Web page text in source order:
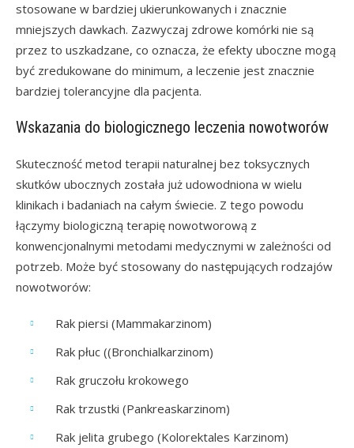
stosowane w bardziej ukierunkowanych i znacznie
mniejszych dawkach. Zazwyczaj zdrowe komórki nie są
przez to uszkadzane, co oznacza, że efekty uboczne mogą
być zredukowane do minimum, a leczenie jest znacznie
bardziej tolerancyjne dla pacjenta.
Wskazania do biologicznego leczenia nowotworów
Skuteczność metod terapii naturalnej bez toksycznych
skutków ubocznych została już udowodniona w wielu
klinikach i badaniach na całym świecie. Z tego powodu
łączymy biologiczną terapię nowotworową z
konwencjonalnymi metodami medycznymi w zależności od
potrzeb. Może być stosowany do następujących rodzajów
nowotworów:
Rak piersi (Mammakarzinom)
Rak płuc ((Bronchialkarzinom)
Rak gruczołu krokowego
Rak trzustki (Pankreaskarzinom)
Rak jelita grubego (Kolorektales Karzinom)